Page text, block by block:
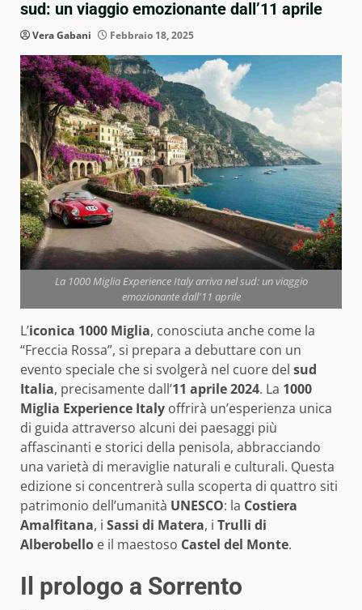
sud: un viaggio emozionante dall’11 aprile
Vera Gabani Febbraio 18, 2025
La 1000 Miglia Experience Italy arriva nel sud: un viaggio
emozionante dall'11 aprile
L’iconica 1000 Miglia, conosciuta anche come la
“Freccia Rossa”, si prepara a debuttare con un
evento speciale che si svolgerà nel cuore del sud
Italia, precisamente dall’11 aprile 2024. La 1000
Miglia Experience Italy offrirà un’esperienza unica
di guida attraverso alcuni dei paesaggi più
affascinanti e storici della penisola, abbracciando
una varietà di meraviglie naturali e culturali. Questa
edizione si concentrerà sulla scoperta di quattro siti
patrimonio dell’umanità UNESCO: la Costiera
Amalfitana, i Sassi di Matera, i Trulli di
Alberobello e il maestoso Castel del Monte.
Il prologo a Sorrento